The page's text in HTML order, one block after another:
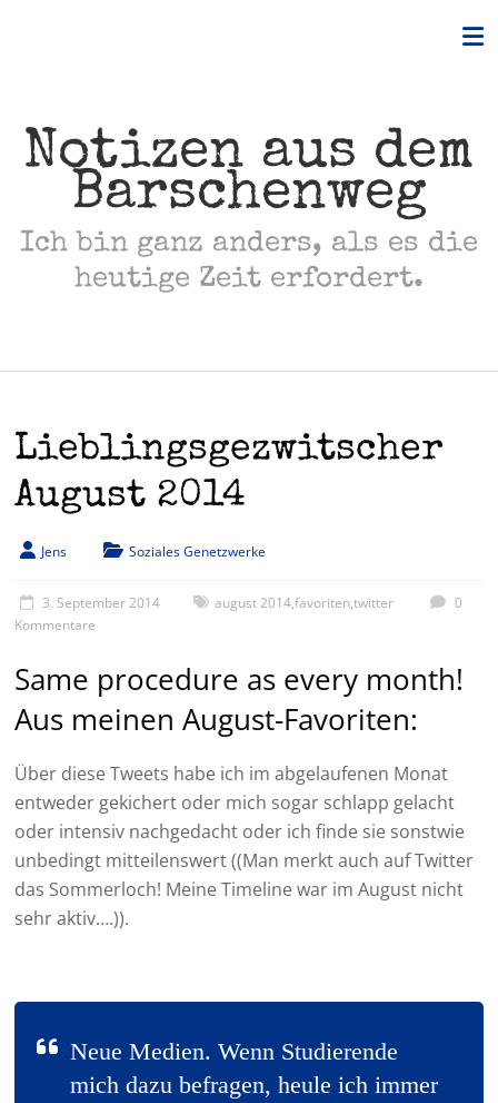
Notizen aus dem
Barschenweg
Ich bin ganz anders, als es die
heutige Zeit erfordert.
Lieblingsgezwitscher
August 2014
Jens Soziales Genetzwerke
3. September 2014 august 2014,favoriten,twitter
0
Kommentare
Same procedure as every month!
Aus meinen August-Favoriten:
Über diese Tweets habe ich im abgelaufenen Monat
entweder gekichert oder mich sogar schlapp gelacht
oder intensiv nachgedacht oder ich finde sie sonstwie
unbedingt mitteilenswert ((Man merkt auch auf Twitter
das Sommerloch! Meine Timeline war im August nicht
sehr aktiv….)).
Neue Medien. Wenn Studierende
mich dazu befragen, heule ich immer